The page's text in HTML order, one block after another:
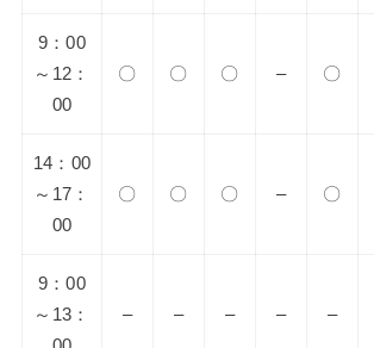
9：00
～12：
00
〇 〇 〇 – 〇
14：00
～17：
00
〇 〇 〇 – 〇
9：00
～13：
– – – – –